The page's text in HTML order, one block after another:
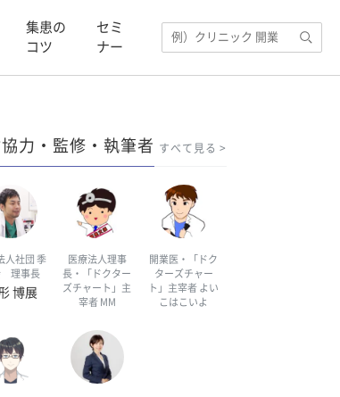
集患の
コツ
セミ
ナー
力・監修・執筆者 すべて見る
人社団 季
理事長
博展
医療法人理事
長・「ドクター
ズチャート」主
宰者 MM
開業医・「ドク
ターズチャー
ト」主宰者 よい
こはこいよ